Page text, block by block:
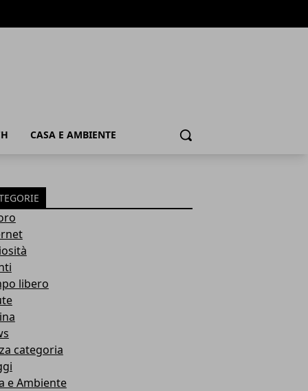
CASA E AMBIENTE Cerca
libero
categoria
e Ambiente